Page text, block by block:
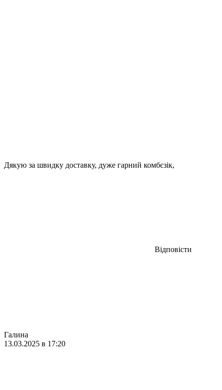
Дякую за швидку доставку, дуже гарний комбєзік,
Відповісти
Галина
13.03.2025 в 17:20